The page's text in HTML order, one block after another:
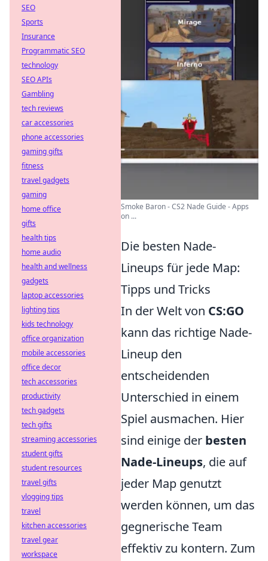
Smoke Baron - CS2 Nade Guide - Apps
on ...
Die besten Nade-
Lineups für jede Map:
Tipps und Tricks
In der Welt von CS:GO
kann das richtige Nade-
Lineup den
entscheidenden
Unterschied in einem
Spiel ausmachen. Hier
sind einige der besten
Nade-Lineups, die auf
jeder Map genutzt
werden können, um das
gegnerische Team
effektiv zu kontern. Zum
SEO
Sports
Insurance
Programmatic SEO
technology
SEO APIs
Gambling
tech reviews
car accessories
phone accessories
gaming gifts
fitness
travel gadgets
gaming
home office
gifts
health tips
home audio
health and wellness
gadgets
laptop accessories
lighting tips
kids technology
office organization
mobile accessories
office decor
tech accessories
productivity
tech gadgets
tech gifts
streaming accessories
student gifts
student resources
travel gifts
vlogging tips
travel
kitchen accessories
travel gear
workspace